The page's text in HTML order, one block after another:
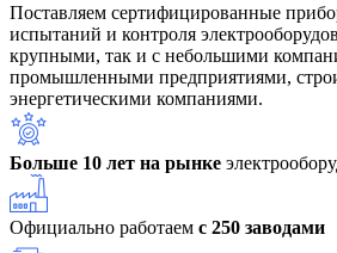
Поставляем сертифицированные
испытаний и контроля
крупными, так и с небольшими
промышленными предприятиями,
энергетическими компаниями.
Больше 10 лет на рынке
Официально работаем с 250 заводами